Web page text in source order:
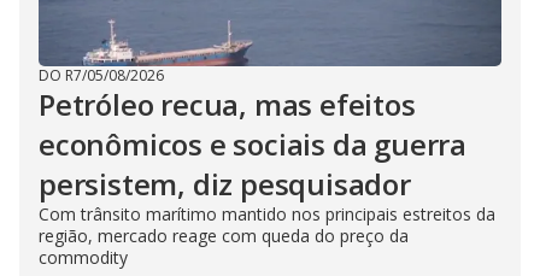
DO R7/05/08/2026
Petróleo recua, mas efeitos
econômicos e sociais da guerra
persistem, diz pesquisador
Com trânsito marítimo mantido nos principais estreitos da
região, mercado reage com queda do preço da
commodity